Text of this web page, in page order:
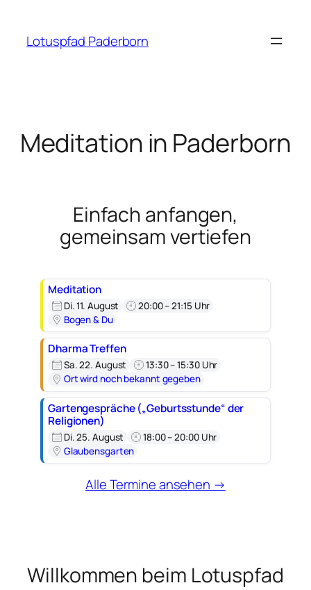
springen
Lotuspfad Paderborn
Meditation in Paderborn
Einfach anfangen,
gemeinsam vertiefen
Meditation
Di. 11. August
20:00 – 21:15 Uhr
Bogen & Du
Dharma Treffen
Sa. 22. August
13:30 – 15:30 Uhr
Ort wird noch bekannt gegeben
Gartengespräche („Geburtsstunde“ der
Religionen)
Di. 25. August
18:00 – 20:00 Uhr
Glaubensgarten
Alle Termine ansehen →
Willkommen beim Lotuspfad